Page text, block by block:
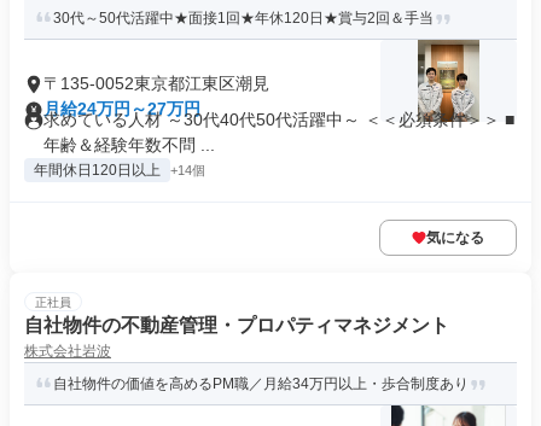
30代～50代活躍中★面接1回★年休120日★賞与2回＆手当
〒135-0052東京都江東区潮見
月給24万円～27万円
求めている人材 ～30代40代50代活躍中～ ＜＜必須条件＞＞ ■
年齢＆経験年数不問 ...
年間休日120日以上 +14個
気になる
正社員
自社物件の不動産管理・プロパティマネジメント
株式会社岩波
自社物件の価値を高めるPM職／月給34万円以上・歩合制度あり